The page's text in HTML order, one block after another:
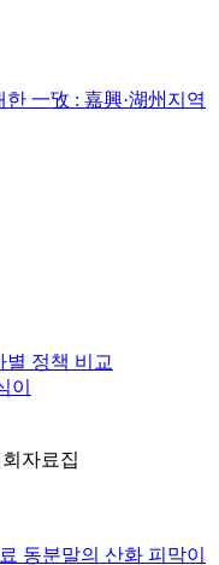
一攷 : 嘉興·湖州지역
별 정책 비교
이
자료집
동분말의 산화 피막이